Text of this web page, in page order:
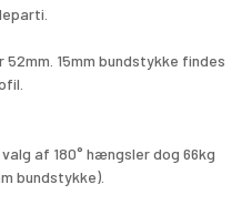
bundstykke).